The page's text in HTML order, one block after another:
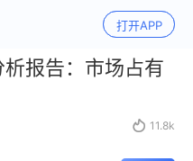
打开APP
报告：市场占有
 11.8k